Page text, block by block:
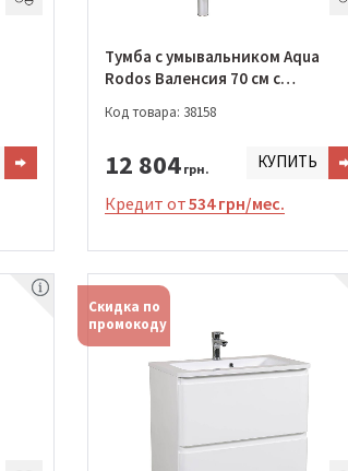
Тумба с умывальником Aqua
Rodos Валенсия 70 см с
(АР0001875)
Код товара: 38158
12 804 грн. КУПИТЬ
Кредит от534 грн/мес.
Скидка по
промокоду